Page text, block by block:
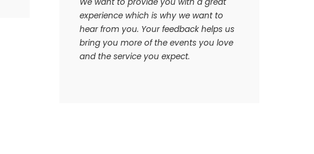
experience which is why we want to
hear from you. Your feedback helps us
bring you more of the events you love
and the service you expect.